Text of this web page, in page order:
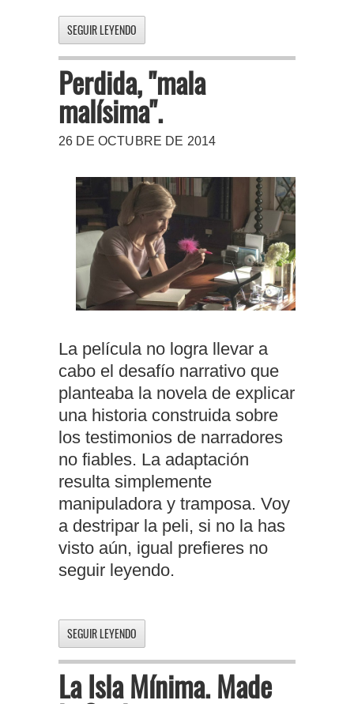
SEGUIR LEYENDO
Perdida, "mala
malísima".
26 DE OCTUBRE DE 2014
La película no logra llevar a
cabo el desafío narrativo que
planteaba la novela de explicar
una historia construida sobre
los testimonios de narradores
no fiables. La adaptación
resulta simplemente
manipuladora y tramposa. Voy
a destripar la peli, si no la has
visto aún, igual prefieres no
seguir leyendo.
SEGUIR LEYENDO
La Isla Mínima. Made